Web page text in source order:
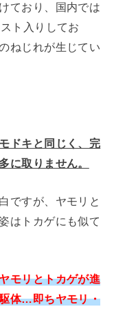
ており、国内では
ト入りしてお
ねじれが生じてい
ドキと同じく、完
に取りません。
ですが、ヤモリと
はトカゲにも似て
モリとトカゲが進
体…即ちヤモリ・